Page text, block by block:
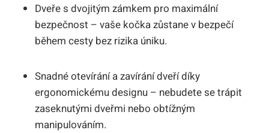
Dveře s dvojitým zámkem pro maximální
bezpečnost – vaše kočka zůstane v bezpečí
během cesty bez rizika úniku.
Snadné otevírání a zavírání dveří díky
ergonomickému designu – nebudete se trápit
zaseknutými dveřmi nebo obtížným
manipulováním.